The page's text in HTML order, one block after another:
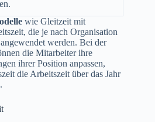
wie Gleitzeit mit
die je nach Organisation
werden. Bei der
die Mitarbeiter ihre
ihrer Position anpassen,
die Arbeitszeit über das Jahr